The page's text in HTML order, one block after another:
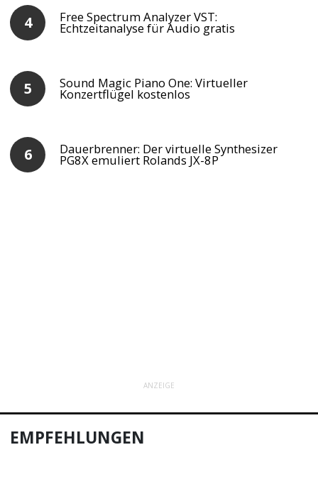
Free Spectrum Analyzer VST:
Echtzeitanalyse für Audio gratis
Sound Magic Piano One: Virtueller
Konzertflügel kostenlos
Dauerbrenner: Der virtuelle Synthesizer
PG8X emuliert Rolands JX-8P
ANZEIGE
EMPFEHLUNGEN